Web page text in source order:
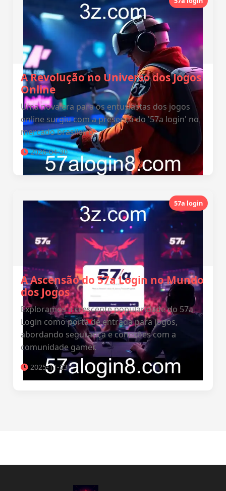
A Revolução no Universo dos Jogos
Online
Uma nova era para os entusiastas dos jogos
online surgiu com a presença do '57a login' no
mercado brasileiro.
2026-04-30
57a login
A Ascensão do 57a Login no Mundo
dos Jogos
Exploramos a crescente popularidade do 57a
Login como porta de entrada para jogos,
abordando segurança e conexões com a
comunidade gamer.
2025-11-23